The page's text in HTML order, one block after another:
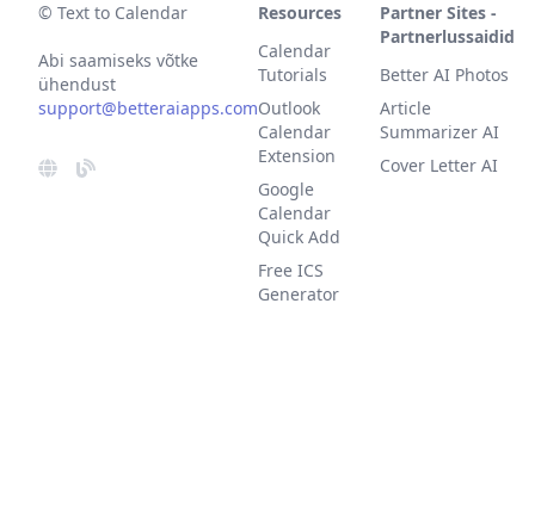
© Text to Calendar
Abi saamiseks võtke
ühendust
support@betteraiapps.com
Resources
Calendar
Tutorials
Outlook
Calendar
Extension
Google
Calendar
Quick Add
Free ICS
Generator
Partner Sites -
Partnerlussaidid
Better AI Photos
Article
Summarizer AI
Cover Letter AI